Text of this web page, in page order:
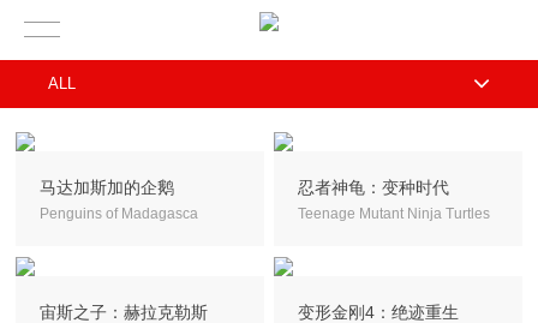
马达加斯加的企鹅
Penguins of Madagasca
忍者神龟：变种时代
Teenage Mutant Ninja Turtles
宙斯之子：赫拉克勒斯 变形金刚4：绝迹重生
ALL